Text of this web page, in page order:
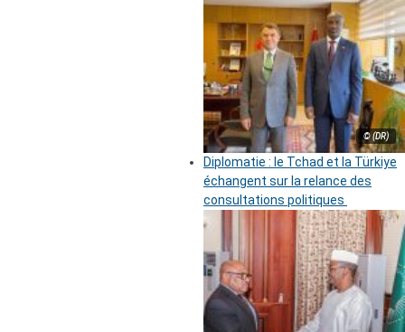
© (DR)
Diplomatie : le Tchad et la Türkiye
échangent sur la relance des
consultations politiques